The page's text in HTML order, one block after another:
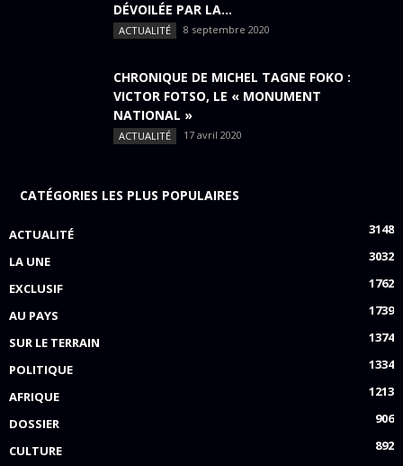
DÉVOILÉE PAR LA...
ACTUALITÉ 8 septembre 2020
CHRONIQUE DE MICHEL TAGNE FOKO :
VICTOR FOTSO, LE « MONUMENT
NATIONAL »
ACTUALITÉ 17 avril 2020
CATÉGORIES LES PLUS POPULAIRES
ACTUALITÉ
3148
LA UNE
3032
EXCLUSIF
1762
AU PAYS
1739
SUR LE TERRAIN
1374
POLITIQUE
1334
AFRIQUE
1213
DOSSIER
906
CULTURE
892